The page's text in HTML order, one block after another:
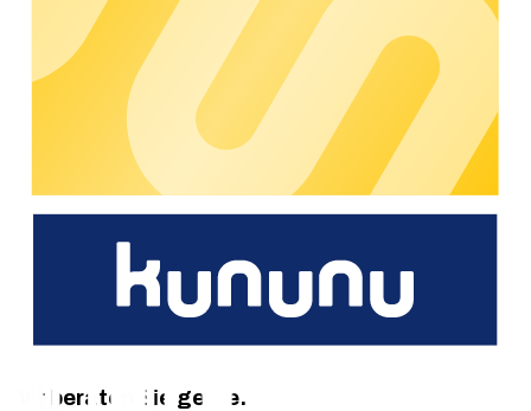
FRYTE und chargecloud verbinden ihre Systeme über
leistungsstarke chargecloud APIs, während OCPI-
Schnittstellen die Anbindung externer Partner und CPOs
ermöglichen. So entsteht ein durchgängiges Zusammenspiel
zwischen Routenplanung, Ladeinfrastruktur und Abrechnung.
Das Ergebnis: eTruck-Betrieb wird planbar, effizient und
wirtschaftlich rentabel. Logistikunternehmen können ihre
Ladepunkte optimal auslasten, Abläufe verschlanken und
Betriebskosten pro Tour deutlich senken. Das SaaS-
Abrechnungssystem von chargecloud sorgt dabei für die
vollständig mandantenfähig und dank White-Label im
individuellen Branding. Auf diese Weise wird eTruck-Charging
nicht zum Kostenfaktor, sondern zum Wettbewerbsvorteil –
Wir beraten Sie gerne.